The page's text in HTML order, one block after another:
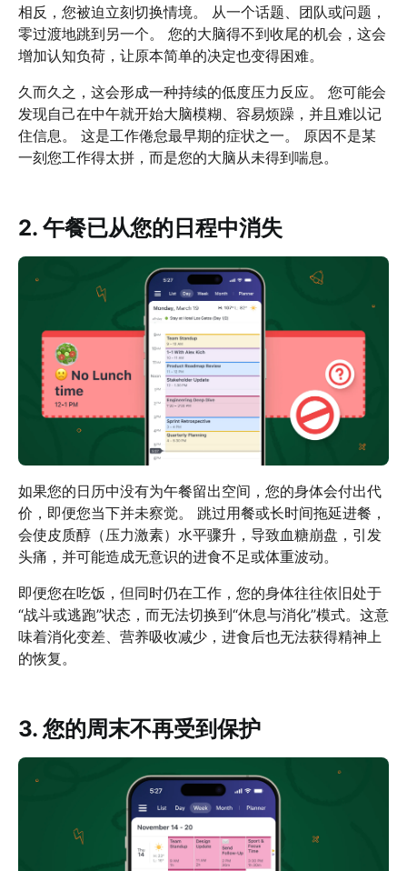
相反，您被迫立刻切换情境。 从一个话题、团队或问题，
零过渡地跳到另一个。 您的大脑得不到收尾的机会，这会
增加认知负荷，让原本简单的决定也变得困难。
久而久之，这会形成一种持续的低度压力反应。 您可能会
发现自己在中午就开始大脑模糊、容易烦躁，并且难以记
住信息。 这是工作倦怠最早期的症状之一。 原因不是某
一刻您工作得太拼，而是您的大脑从未得到喘息。
2. 午餐已从您的日程中消失
如果您的日历中没有为午餐留出空间，您的身体会付出代
价，即便您当下并未察觉。 跳过用餐或长时间拖延进餐，
会使皮质醇（压力激素）水平骤升，导致血糖崩盘，引发
头痛，并可能造成无意识的进食不足或体重波动。
即便您在吃饭，但同时仍在工作，您的身体往往依旧处于
“战斗或逃跑”状态，而无法切换到“休息与消化”模式。这意
味着消化变差、营养吸收减少，进食后也无法获得精神上
的恢复。
3. 您的周末不再受到保护